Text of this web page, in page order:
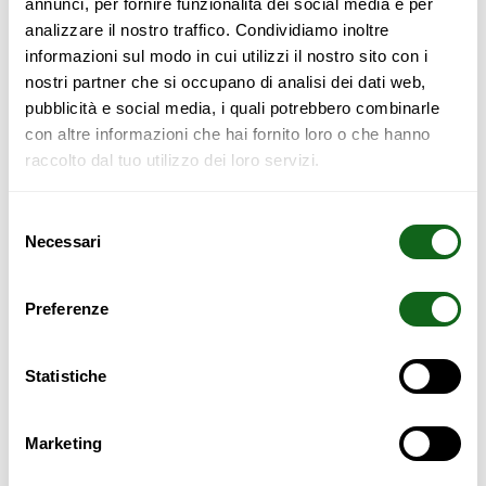
annunci, per fornire funzionalità dei social media e per
analizzare il nostro traffico. Condividiamo inoltre
informazioni sul modo in cui utilizzi il nostro sito con i
nostri partner che si occupano di analisi dei dati web,
pubblicità e social media, i quali potrebbero combinarle
con altre informazioni che hai fornito loro o che hanno
raccolto dal tuo utilizzo dei loro servizi.
delNecessari
Preferenze
Statistiche
Marketing
198,00€
Configura
Istruzioni di Montaggio